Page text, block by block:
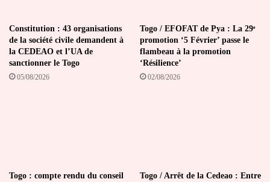
Constitution : 43 organisations
de la société civile demandent à
la CEDEAO et l’UA de
sanctionner le Togo
05/08/2026
Togo / EFOFAT de Pya : La 29ᵉ
promotion ‘5 Février’ passe le
flambeau à la promotion
‘Résilience’
02/08/2026
Togo : compte rendu du conseil
Togo / Arrêt de la Cedeao : Entre